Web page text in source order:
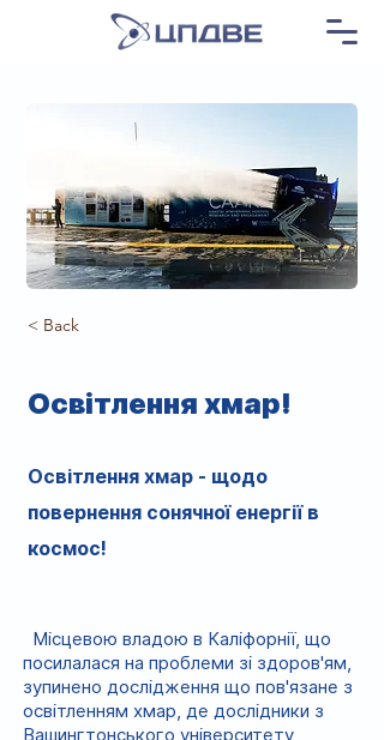
< Back
Освітлення хмар!
Освітлення хмар - щодо
повернення сонячної енергії в
космос!
Місцевою владою в Каліфорнії, що
посилалася на проблеми зі здоров'ям,
зупинено дослідження що пов'язане з
освітленням хмар, де дослідники з
Вашингтонського університету